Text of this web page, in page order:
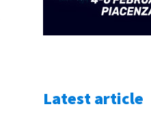
Latest article